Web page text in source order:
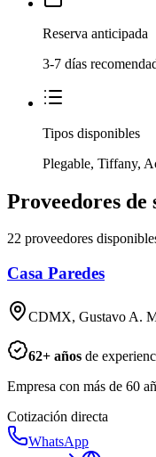
Reserva anticipada
3-7 días
Tipos disponibles
Plegable, Tiffany,
Proveedores
22 proveedores
Casa Paredes
CDMX, Gustavo A.
62+ años de
Empresa con más de 60
Cotización directa
WhatsApp